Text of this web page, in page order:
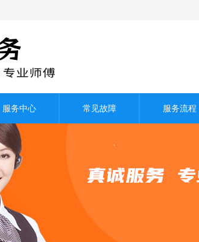
服务中心 常见故障 服务流程